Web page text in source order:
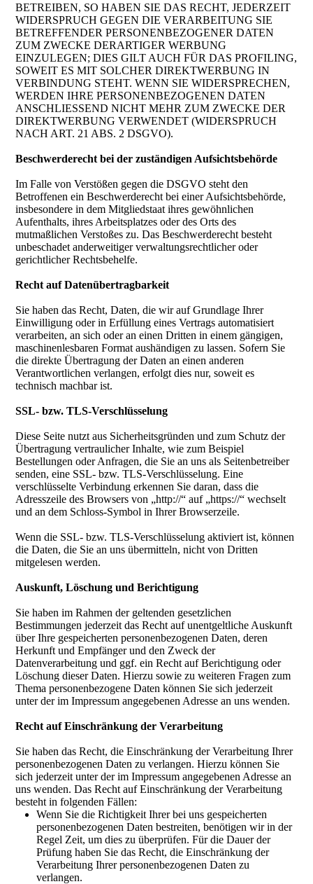
BETREIBEN, SO HABEN SIE DAS RECHT, JEDERZEIT
WIDERSPRUCH GEGEN DIE VERARBEITUNG SIE
BETREFFENDER PERSONENBEZOGENER DATEN
ZUM ZWECKE DERARTIGER WERBUNG
EINZULEGEN; DIES GILT AUCH FÜR DAS PROFILING,
SOWEIT ES MIT SOLCHER DIREKTWERBUNG IN
VERBINDUNG STEHT. WENN SIE WIDERSPRECHEN,
WERDEN IHRE PERSONENBEZOGENEN DATEN
ANSCHLIESSEND NICHT MEHR ZUM ZWECKE DER
DIREKTWERBUNG VERWENDET (WIDERSPRUCH
NACH ART. 21 ABS. 2 DSGVO).
Beschwerderecht bei der zuständigen Aufsichtsbehörde
Im Falle von Verstößen gegen die DSGVO steht den
Betroffenen ein Beschwerderecht bei einer Aufsichtsbehörde,
insbesondere in dem Mitgliedstaat ihres gewöhnlichen
Aufenthalts, ihres Arbeitsplatzes oder des Orts des
mutmaßlichen Verstoßes zu. Das Beschwerderecht besteht
unbeschadet anderweitiger verwaltungsrechtlicher oder
gerichtlicher Rechtsbehelfe.
Recht auf Datenübertragbarkeit
Sie haben das Recht, Daten, die wir auf Grundlage Ihrer
Einwilligung oder in Erfüllung eines Vertrags automatisiert
verarbeiten, an sich oder an einen Dritten in einem gängigen,
maschinenlesbaren Format aushändigen zu lassen. Sofern Sie
die direkte Übertragung der Daten an einen anderen
Verantwortlichen verlangen, erfolgt dies nur, soweit es
technisch machbar ist.
SSL- bzw. TLS-Verschlüsselung
Diese Seite nutzt aus Sicherheitsgründen und zum Schutz der
Übertragung vertraulicher Inhalte, wie zum Beispiel
Bestellungen oder Anfragen, die Sie an uns als Seitenbetreiber
senden, eine SSL- bzw. TLS-Verschlüsselung. Eine
verschlüsselte Verbindung erkennen Sie daran, dass die
Adresszeile des Browsers von „http://“ auf „https://“ wechselt
und an dem Schloss-Symbol in Ihrer Browserzeile.
Wenn die SSL- bzw. TLS-Verschlüsselung aktiviert ist, können
die Daten, die Sie an uns übermitteln, nicht von Dritten
mitgelesen werden.
Auskunft, Löschung und Berichtigung
Sie haben im Rahmen der geltenden gesetzlichen
Bestimmungen jederzeit das Recht auf unentgeltliche Auskunft
über Ihre gespeicherten personenbezogenen Daten, deren
Herkunft und Empfänger und den Zweck der
Datenverarbeitung und ggf. ein Recht auf Berichtigung oder
Löschung dieser Daten. Hierzu sowie zu weiteren Fragen zum
Thema personenbezogene Daten können Sie sich jederzeit
unter der im Impressum angegebenen Adresse an uns wenden.
Recht auf Einschränkung der Verarbeitung
Sie haben das Recht, die Einschränkung der Verarbeitung Ihrer
personenbezogenen Daten zu verlangen. Hierzu können Sie
sich jederzeit unter der im Impressum angegebenen Adresse an
uns wenden. Das Recht auf Einschränkung der Verarbeitung
besteht in folgenden Fällen:
Wenn Sie die Richtigkeit Ihrer bei uns gespeicherten
personenbezogenen Daten bestreiten, benötigen wir in der
Regel Zeit, um dies zu überprüfen. Für die Dauer der
Prüfung haben Sie das Recht, die Einschränkung der
Verarbeitung Ihrer personenbezogenen Daten zu
verlangen.